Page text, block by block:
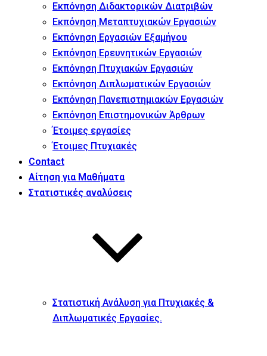
Εκπόνηση Διδακτορικών Διατριβών
Εκπόνηση Μεταπτυχιακών Εργασιών
Εκπόνηση Εργασιών Εξαμήνου
Εκπόνηση Ερευνητικών Εργασιών
Εκπόνηση Πτυχιακών Εργασιών
Εκπόνηση Διπλωματικών Εργασιών
Εκπόνηση Πανεπιστημιακών Εργασιών
Εκπόνηση Επιστημονικών Άρθρων
Έτοιμες εργασίες
Έτοιμες Πτυχιακές
Contact
Αίτηση για Μαθήματα
Στατιστικές αναλύσεις
Στατιστική Ανάλυση για Πτυχιακές &
Διπλωματικές Εργασίες.